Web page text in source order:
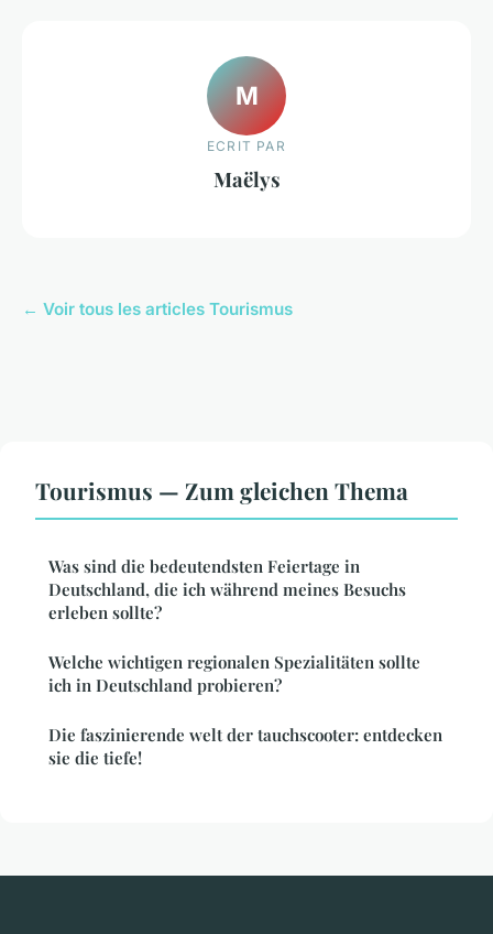
M
ECRIT PAR
Maëlys
← Voir tous les articles Tourismus
Tourismus — Zum gleichen Thema
Was sind die bedeutendsten Feiertage in
Deutschland, die ich während meines Besuchs
erleben sollte?
Welche wichtigen regionalen Spezialitäten sollte
ich in Deutschland probieren?
Die faszinierende welt der tauchscooter: entdecken
sie die tiefe!